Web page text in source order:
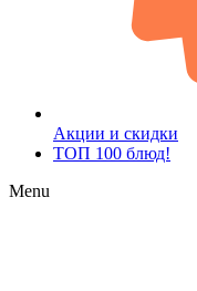
Акции и скидки
ТОП 100 блюд!
Menu